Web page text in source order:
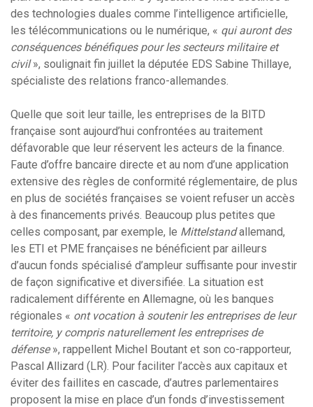
des technologies duales comme l’intelligence artificielle,
les télécommunications ou le numérique, « qui auront des
conséquences bénéfiques pour les secteurs militaire et
civil», soulignait fin juillet la députée EDS Sabine Thillaye,
spécialiste des relations franco-allemandes.
Quelle que soit leur taille, les entreprises de la BITD
française sont aujourd’hui confrontées au traitement
défavorable que leur réservent les acteurs de la finance.
Faute d’offre bancaire directe et au nom d’une application
extensive des règles de conformité réglementaire, de plus
en plus de sociétés françaises se voient refuser un accès
à des financements privés. Beaucoup plus petites que
celles composant, par exemple, le Mittelstandallemand,
les ETI et PME françaises ne bénéficient par ailleurs
d’aucun fonds spécialisé d’ampleur suffisante pour investir
de façon significative et diversifiée. La situation est
radicalement différente en Allemagne, où les banques
régionales « ont vocation à soutenir les entreprises de leur
territoire, y compris naturellement les entreprises de
défense», rappellent Michel Boutant et son co-rapporteur,
Pascal Allizard (LR). Pour faciliter l’accès aux capitaux et
éviter des faillites en cascade, d’autres parlementaires
proposent la mise en place d’un fonds d’investissement